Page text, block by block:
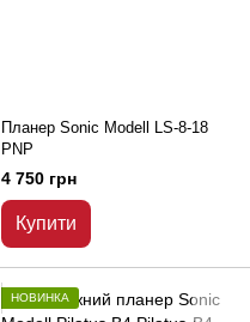
Планер Sonic Modell LS-8-18
PNP
4 750 грн
Купити
НОВИНКА